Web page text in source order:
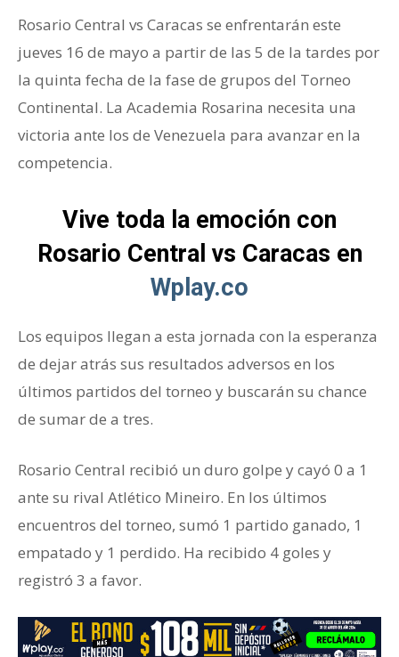
Rosario Central vs Caracas se enfrentarán este
jueves 16 de mayo a partir de las 5 de la tardes por
la quinta fecha de la fase de grupos del Torneo
Continental. La Academia Rosarina necesita una
victoria ante los de Venezuela para avanzar en la
competencia.
Vive toda la emoción con
Rosario Central vs Caracas en
Wplay.co
Los equipos llegan a esta jornada con la esperanza
de dejar atrás sus resultados adversos en los
últimos partidos del torneo y buscarán su chance
de sumar de a tres.
Rosario Central recibió un duro golpe y cayó 0 a 1
ante su rival Atlético Mineiro. En los últimos
encuentros del torneo, sumó 1 partido ganado, 1
empatado y 1 perdido. Ha recibido 4 goles y
registró 3 a favor.